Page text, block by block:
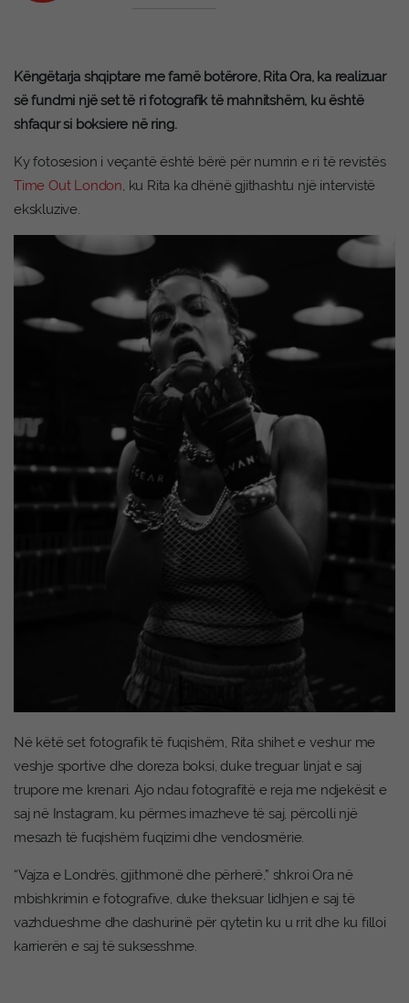
Këngëtarja shqiptare me famë botërore, Rita Ora, ka realizuar
së fundmi një set të ri fotografik të mahnitshëm, ku është
shfaqur si boksiere në ring.
Ky fotosesion i veçantë është bërë për numrin e ri të revistës
Time Out London, ku Rita ka dhënë gjithashtu një intervistë
ekskluzive.
Në këtë set fotografik të fuqishëm, Rita shihet e veshur me
veshje sportive dhe doreza boksi, duke treguar linjat e saj
trupore me krenari. Ajo ndau fotografitë e reja me ndjekësit e
saj në Instagram, ku përmes imazheve të saj, përcolli një
mesazh të fuqishëm fuqizimi dhe vendosmërie.
“Vajza e Londrës, gjithmonë dhe përherë,” shkroi Ora në
mbishkrimin e fotografive, duke theksuar lidhjen e saj të
vazhdueshme dhe dashurinë për qytetin ku u rrit dhe ku filloi
karrierën e saj të suksesshme.